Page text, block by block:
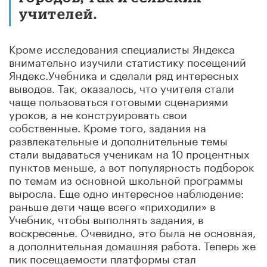
учителей.
Кроме исследования специалисты Яндекса
внимательно изучили статистику посещений
Яндекс.Учебника и сделали ряд интересных
выводов. Так, оказалось, что учителя стали
чаще пользоваться готовыми сценариями
уроков, а не конструировать свои
собственные. Кроме того, задания на
развлекательные и дополнительные темы
стали выдаваться ученикам на 10 процентных
пунктов меньше, а вот популярность подборок
по темам из основной школьной программы
выросла. Еще одно интересное наблюдение:
раньше дети чаще всего «приходили» в
Учебник, чтобы выполнять задания, в
воскресенье. Очевидно, это была не основная,
а дополнительная домашняя работа. Теперь же
пик посещаемости платформы стал